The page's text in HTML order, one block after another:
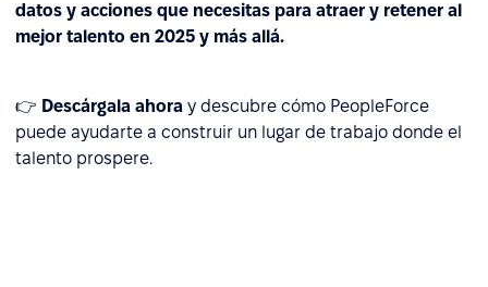
datos y acciones que necesitas para atraer y retener al
mejor talento en 2025 y más allá.
👉 Descárgala ahora y descubre cómo PeopleForce
puede ayudarte a construir un lugar de trabajo donde el
talento prospere.